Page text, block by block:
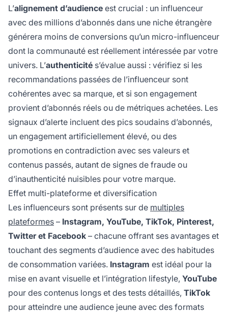
L’alignement d’audience est crucial : un influenceur
avec des millions d’abonnés dans une niche étrangère
générera moins de conversions qu’un micro-influenceur
dont la communauté est réellement intéressée par votre
univers. L’authenticité s’évalue aussi : vérifiez si les
recommandations passées de l’influenceur sont
cohérentes avec sa marque, et si son engagement
provient d’abonnés réels ou de métriques achetées. Les
signaux d’alerte incluent des pics soudains d’abonnés,
un engagement artificiellement élevé, ou des
promotions en contradiction avec ses valeurs et
contenus passés, autant de signes de fraude ou
d’inauthenticité nuisibles pour votre marque.
Effet multi-plateforme et diversification
Les influenceurs sont présents sur de multiples
plateformes – Instagram, YouTube, TikTok, Pinterest,
Twitter et Facebook – chacune offrant ses avantages et
touchant des segments d’audience avec des habitudes
de consommation variées. Instagram est idéal pour la
mise en avant visuelle et l’intégration lifestyle, YouTube
pour des contenus longs et des tests détaillés, TikTok
pour atteindre une audience jeune avec des formats